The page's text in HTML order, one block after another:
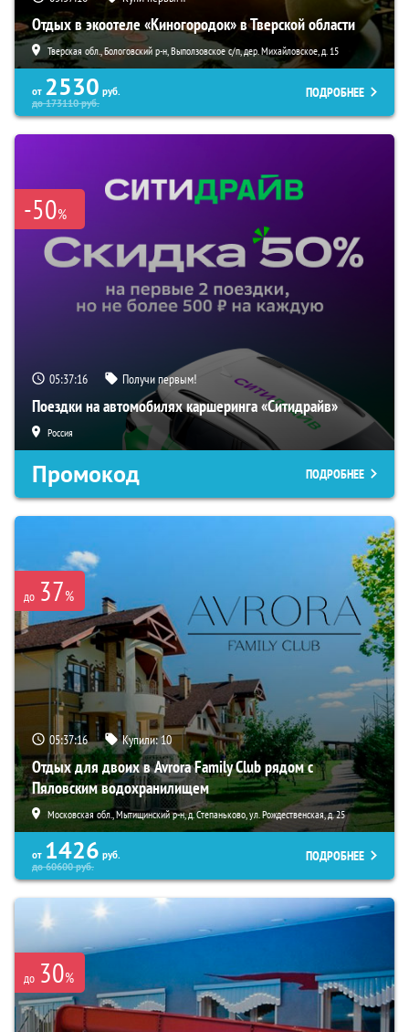
Отдых в экоотеле «Киногородок» в Тверской области
Тверская обл., Бологовский р-н, Выползовское с/п, дер. Михайловское, д. 15
от 2530 руб.
до173110руб.
ПОДРОБНЕЕ
-50%
05:37:15 Получи первым!
Поездки на автомобилях каршеринга «Ситидрайв»
Россия
Промокод ПОДРОБНЕЕ
до 37%
05:37:15 Купили:10
Отдых для двоих в Avrora Family Club рядом с
Пяловским водохранилищем
Московская обл., Мытищинский р-н, д. Степаньково, ул. Рождественская, д. 25
от 1426 руб.
до60600руб.
ПОДРОБНЕЕ
до 30%